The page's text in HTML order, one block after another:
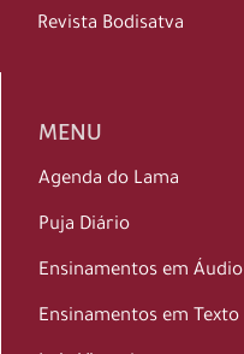
Revista Bodisatva
MENU
Agenda do Lama
Puja Diário
Ensinamentos em Áudio
Ensinamentos em Texto